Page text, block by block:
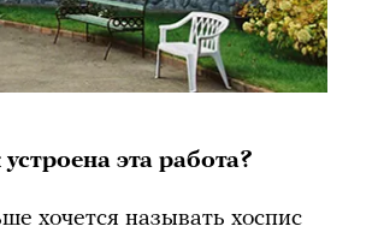
эта работа?
хочется называть хоспис